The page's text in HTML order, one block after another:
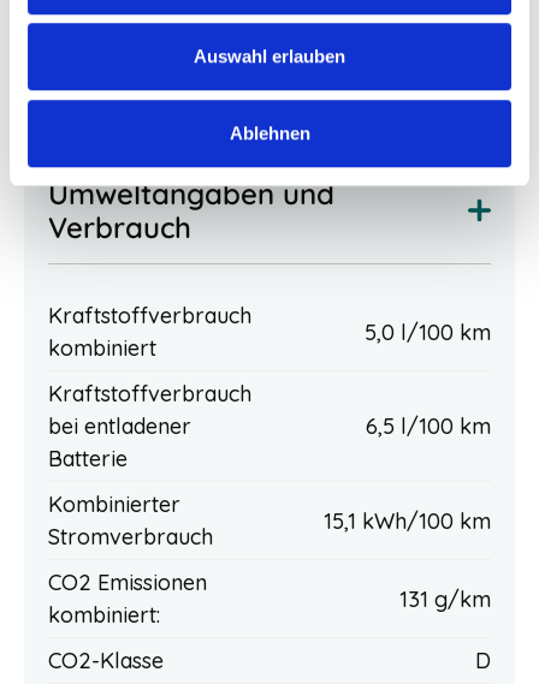
Auswahl erlauben
Ablehnen
“Fahrzeugausstattung anzeigen” einsehen.
Umweltangaben und
Verbrauch
Kraftstoffverbrauch
kombiniert
5,0 l/100 km
Kraftstoffverbrauch
bei entladener
Batterie
6,5 l/100 km
Kombinierter
Stromverbrauch
15,1 kWh/100 km
CO2 Emissionen
kombiniert:
131 g/km
CO2-Klasse
D